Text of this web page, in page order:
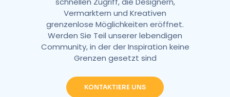
Vermarktern und Kreativen
grenzenlose Möglichkeiten eröffnet.
Werden Sie Teil unserer lebendigen
Community, in der der Inspiration keine
Grenzen gesetzt sind
KONTAKTIERE UNS